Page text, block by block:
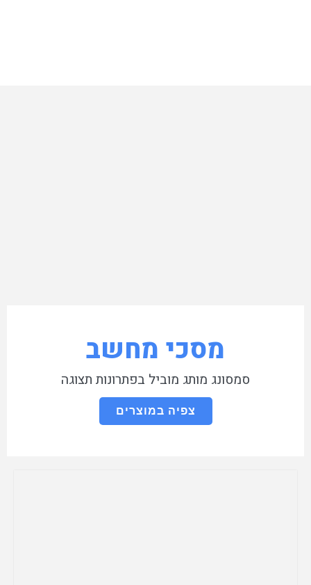
מסכי מחשב
סמסונג מותג מוביל בפתרונות תצוגה
צפיה במוצרים